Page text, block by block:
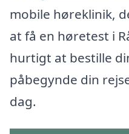
mobile høreklinik,
at få en høretest i
hurtigt at bestille
påbegynde din
dag.